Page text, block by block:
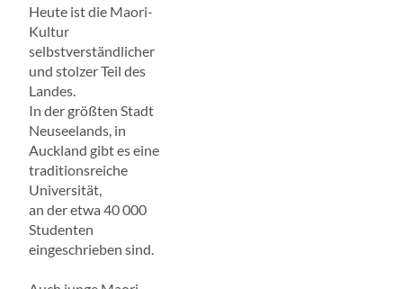
Heute ist die Maori-
Kultur
selbstverständlicher
und stolzer Teil des
Landes.
In der größten Stadt
Neuseelands, in
Auckland gibt es eine
traditionsreiche
Universität,
an der etwa 40 000
Studenten
eingeschrieben sind.